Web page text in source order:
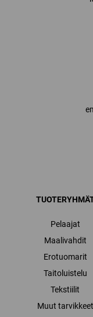
Pelaajat
Maalivahdit
Erotuomarit
Taitoluistelu
Tekstiilit
Muut tarvikkeet